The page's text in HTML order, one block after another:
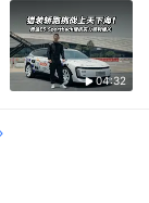
04:32